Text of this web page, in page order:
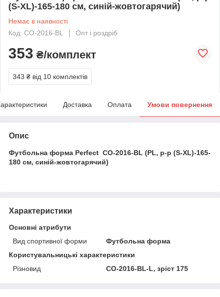
(S-XL)-165-180 см, синій-жовтогарячий)
Немає в наявності
Код: CO-2016-BL
Опт і роздріб
353 ₴/комплект
343 ₴ від 10 комплектів
Доставка Оплата Умови повернення
Опис
Футбольна форма Perfect CO-2016-BL (PL, р-р (S-XL)-165-
180 см, синій-жовтогарячий)
Характеристики
Основні атрибути
Вид спортивної форми
Футбольна форма
Користувальницькі характеристики
Різновид
CO-2016-BL-L, зріст 175